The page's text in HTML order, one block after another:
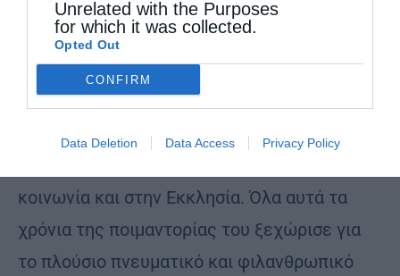
Unrelated with the Purposes
for which it was collected.
Opted Out
CONFIRM
Data Deletion Data Access Privacy Policy
«Η απώλεια του Μητροπολίτη Καστοριάς
Σεραφείμ γεμίζει θλίψη όσους είχαμε την
τύχη και την τιμή να τον γνωρίσουμε. Ο
Μακαριστός σε όλη την πορεία της ζωής του
έδειξε με τις πράξεις του τί σημαίνει
κοινωνία και στην Εκκλησία. Όλα αυτά τα
χρόνια της ποιμαντορίας του ξεχώρισε για
το πλούσιο πνευματικό και φιλανθρωπικό